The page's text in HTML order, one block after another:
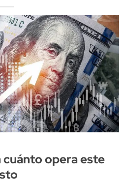
cuánto opera este